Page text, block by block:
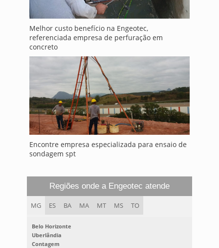
Melhor custo benefício na Engeotec,
referenciada empresa de perfuração em
concreto
Encontre empresa especializada para ensaio de
sondagem spt
Regiões onde a Engeotec atende
MG ES BA MA MT MS TO
Belo Horizonte
Uberlândia
Contagem